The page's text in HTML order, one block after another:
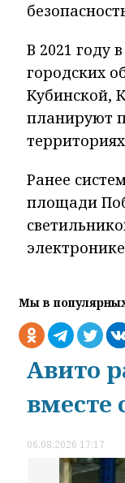
В 2021 году
городских
Кубинской,
планируют
Ранее
площади
Мы в
Авито
вместе
06.08.2026 17:17